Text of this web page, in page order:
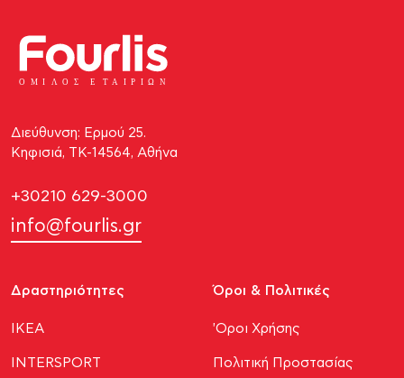
ΟΜΙ Λ Ο Σ Ε Τ ΑΙΡΙΩΝ
Διεύθυνση: Ερμού 25.
Κηφισιά, ΤΚ-14564, Αθήνα
+30210 629-3000
info@fourlis.gr
Δραστηριότητες
ΙΚΕΑ
INTERSPORT
Όροι & Πολιτικές
'Οροι Χρήσης
Πολιτική Προστασίας